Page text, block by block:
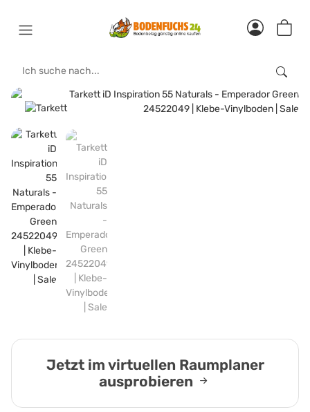
Jetzt im virtuellen Raumplaner
ausprobieren